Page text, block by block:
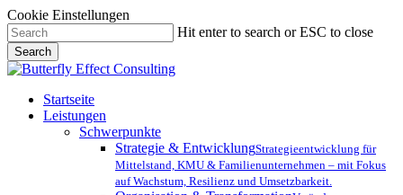
Cookie Einstellungen
Skip
to
main
content
Hit enter to search or ESC to close
Search
Close
Menu
Startseite
Leistungen
Schwerpunkte
Strategie & EntwicklungStrategieentwicklung für
Mittelstand, KMU & Familienunternehmen – mit Fokus
auf Wachstum, Resilienz und Umsetzbarkeit.